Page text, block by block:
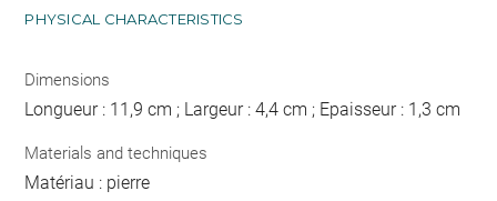
PHYSICAL CHARACTERISTICS
Dimensions
Longueur : 11,9 cm ; Largeur : 4,4 cm ; Epaisseur : 1,3 cm
Materials and techniques
Matériau : pierre